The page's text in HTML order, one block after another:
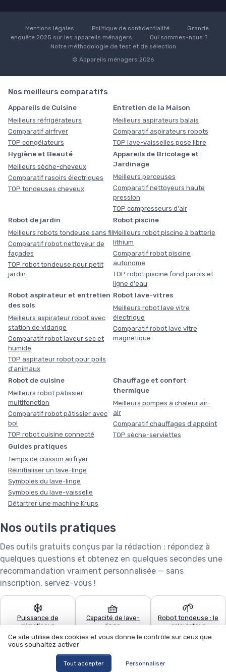
Mentions légales Politique de confidentialité
Grande
enquête 2025 sur les appareils ménagers
Qui sommes-nous ?
Notre méthodologie de test et de sélection
© Appareils ménagers 2026
Nos meilleurs comparatifs
Appareils de Cuisine
Meilleurs réfrigérateurs
Comparatif airfryer
TOP congélateurs
Entretien de la Maison
Meilleurs aspirateurs balais
Comparatif aspirateurs robots
TOP lave-vaisselles pose libre
Hygiène et Beauté
Meilleurs sèche-cheveux
Comparatif rasoirs électriques
TOP tondeuses cheveux
Appareils de Bricolage et
Jardinage
Meilleurs perceuses
Comparatif nettoyeurs haute
pression
TOP compresseurs d'air
Robot de jardin
Meilleurs robots tondeuse sans fil
Comparatif robot nettoyeur de
façades
TOP robot tondeuse pour petit
jardin
Robot piscine
Meilleurs robot piscine à batterie
lithium
Comparatif robot piscine
autonome
TOP robot piscine fond parois et
ligne d'eau
Robot aspirateur et entretien
des sols
Meilleurs aspirateur robot avec
station de vidange
Comparatif robot laveur sec et
humide
TOP aspirateur robot pour poils
d'animaux
Robot lave-vitres
Meilleurs robot lave vitre
électrique
Comparatif robot lave vitre
magnétique
Robot de cuisine
Meilleurs robot pâtissier
multifonction
Comparatif robot pâtissier avec
bol
TOP robot cuisine connecté
Chauffage et confort
thermique
Meilleurs pompes à chaleur air-
air
Comparatif chauffages d'appoint
TOP sèche-serviettes
Guides pratiques
Temps de cuisson airfryer
Réinitialiser un lave-linge
Symboles du lave-linge
Symboles du lave-vaisselle
Détartrer une machine Krups
Nos outils pratiques
Des outils gratuits conçus par la rédaction : répondez à
quelques questions et obtenez en quelques secondes une
recommandation vraiment personnalisée — sans
inscription, servez-vous !
❄️
Puissance de
climatiseur
🧺
Capacité de lave-
linge
🌱
Robot tondeuse : le
calculateur
🧹
vaisselle
Ce site utilise des cookies et vous donne le contrôle sur ceux que
vous souhaitez activer
Tout accepter Personnaliser